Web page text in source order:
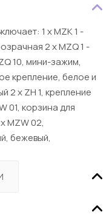
1 x MZK 1 -
2 x MZQ 1 -
10, мини-зажим,
крепление, белое и
2 x ZH 1, крепление
01, корзина для
MZW 02,
бежевый,